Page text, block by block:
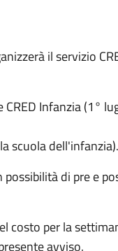
il servizio
Infanzia (1°
scuola dell'infanzia).
di pre e
costo per la
avviso.